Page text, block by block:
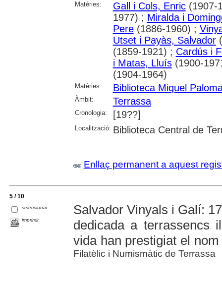
Matèries:
Gall i Cols, Enric(1907-
1977) ; Miralda i
Pere(1886-1960) ;
Utset i Payàs, Salvador
(1859-1921) ; Cardús i
i Matas, Lluís(1900-
(1904-1964)
Matèries: Biblioteca Miquel
Àmbit: Terrassa
Cronologia: [19??]
Localització: Biblioteca Central de
Enllaç permanent a aquest
5 / 10
seleccionar
imprimir
Salvador Vinyals i Galí:
dedicada a terrassencs
vida han prestigiat el
Filatèlic i Numismàtic de Terrassa